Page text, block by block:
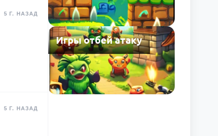
5 Г. НАЗАД
5 Г. НАЗАД
Игры отбей атаку